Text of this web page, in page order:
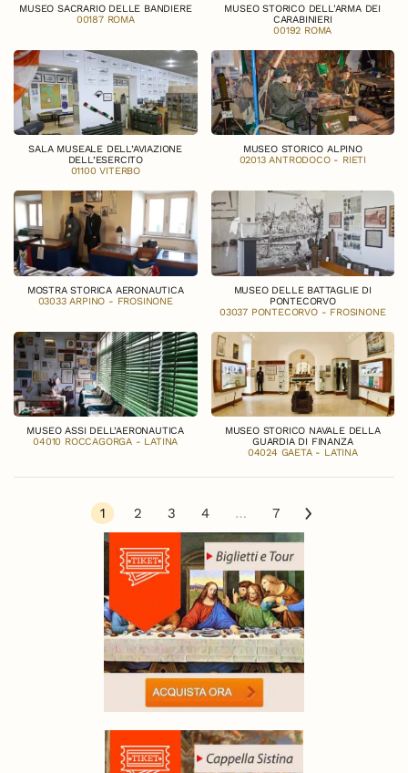
MUSEO SACRARIO DELLE BANDIERE
00187 ROMA
MUSEO STORICO DELL'ARMA DEI
CARABINIERI
00192 ROMA
SALA MUSEALE DELL’AVIAZIONE
DELL’ESERCITO
01100 VITERBO
MUSEO STORICO ALPINO
02013 ANTRODOCO - RIETI
MOSTRA STORICA AERONAUTICA
03033 ARPINO - FROSINONE
MUSEO DELLE BATTAGLIE DI
PONTECORVO
03037 PONTECORVO - FROSINONE
MUSEO ASSI DELL’AERONAUTICA
04010 ROCCAGORGA - LATINA
MUSEO STORICO NAVALE DELLA
GUARDIA DI FINANZA
04024 GAETA - LATINA
1 2 3 4 … 7